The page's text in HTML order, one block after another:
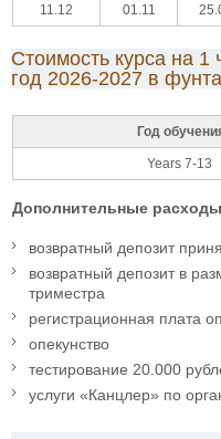
11.12
01.11
Стоимость курса на 1
год 2026-2027 в
Год
Years 7-13
Дополнительные
возвратный депозит
возвратный депозит в
триместра
регистрационная плата
опекунство
тестирование 20.000
услуги «Канцлер» по